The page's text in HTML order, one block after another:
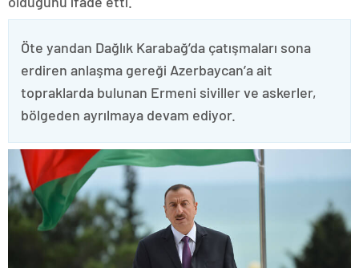
Öte yandan Dağlık Karabağ’da çatışmaları sona
erdiren anlaşma gereği Azerbaycan’a ait
topraklarda bulunan Ermeni siviller ve askerler,
bölgeden ayrılmaya devam ediyor.